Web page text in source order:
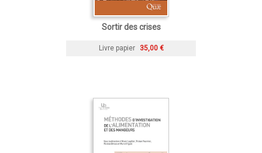
Sortir des crises
Livre papier 35,00 €